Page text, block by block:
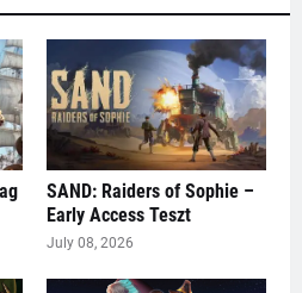
SAND: Raiders of Sophie –
Early Access Teszt
July 08, 2026